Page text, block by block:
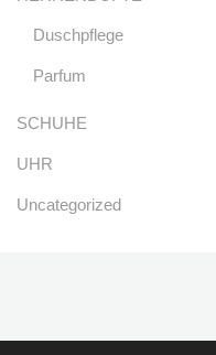
Duschpflege
Parfum
SCHUHE
UHR
Uncategorized